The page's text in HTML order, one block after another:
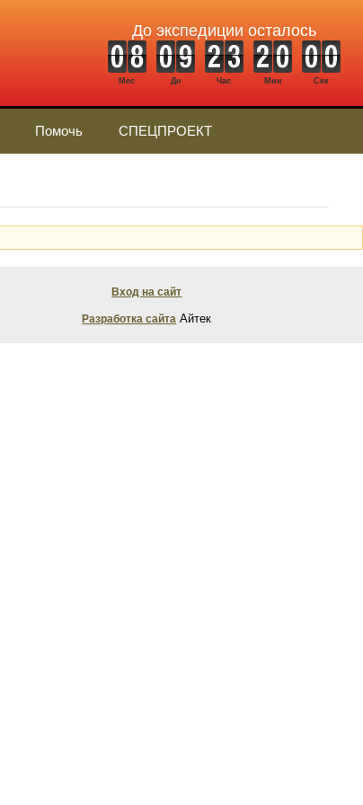
До экспедиции осталось
Мес Дн Час Мин Сек
Помочь СПЕЦПРОЕКТ
Вход на сайт
Разработка сайта Айтек